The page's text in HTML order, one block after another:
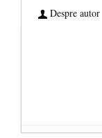
Despre autor